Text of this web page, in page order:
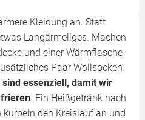
Kleidung an. Statt
Langärmeliges. Machen
und einer Wärmflasche
Paar Wollsocken
sind essenziell, damit wir
. Ein Heißgetränk nach
den Kreislauf an und